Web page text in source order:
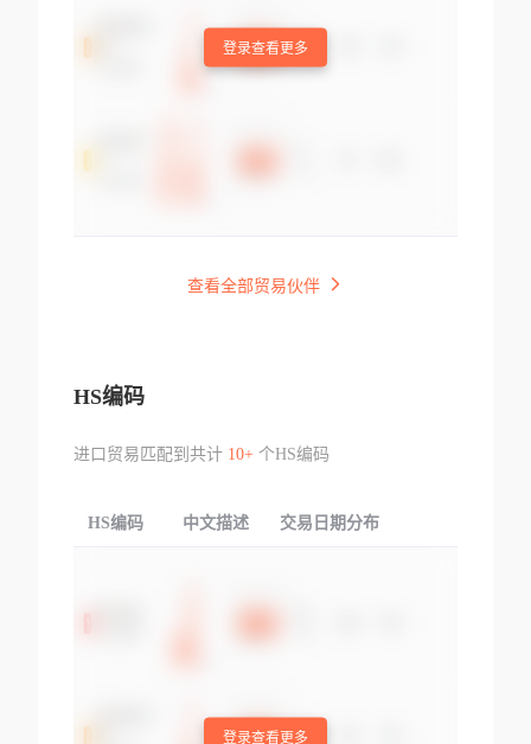
登录查看更多
查看全部贸易伙伴
HS编码
进口贸易匹配到共计 10+个HS编码
HS编码 中文描述 交易日期分布
登录查看更多